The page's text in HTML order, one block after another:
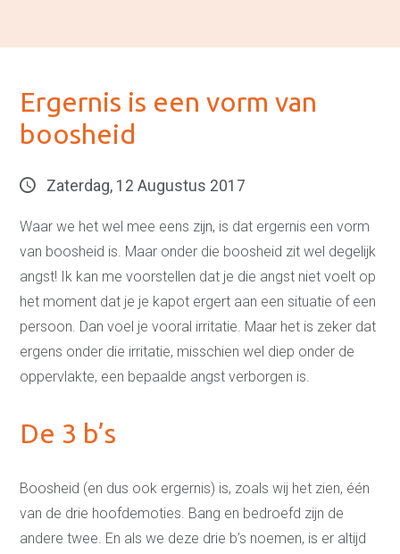
Ergernis is een vorm van
boosheid
Zaterdag, 12 Augustus 2017
Waar we het wel mee eens zijn, is dat ergernis een vorm
van boosheid is. Maar onder die boosheid zit wel degelijk
angst! Ik kan me voorstellen dat je die angst niet voelt op
het moment dat je je kapot ergert aan een situatie of een
persoon. Dan voel je vooral irritatie. Maar het is zeker dat
ergens onder die irritatie, misschien wel diep onder de
oppervlakte, een bepaalde angst verborgen is.
De 3 b’s
Boosheid (en dus ook ergernis) is, zoals wij het zien, één
van de drie hoofdemoties. Bang en bedroefd zijn de
andere twee. En als we deze drie b’s noemen, is er altijd